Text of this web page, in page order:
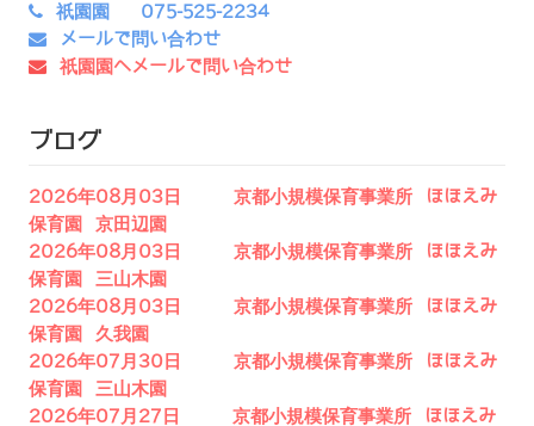
祇園園 075-525-2234
メールで問い合わせ
祇園園へメールで問い合わせ
ブログ
2026年08月03日 京都小規模保育事業所 ほほえみ
保育園 京田辺園
2026年08月03日 京都小規模保育事業所 ほほえみ
保育園 三山木園
2026年08月03日 京都小規模保育事業所 ほほえみ
保育園 久我園
2026年07月30日 京都小規模保育事業所 ほほえみ
保育園 三山木園
2026年07月27日 京都小規模保育事業所 ほほえみ